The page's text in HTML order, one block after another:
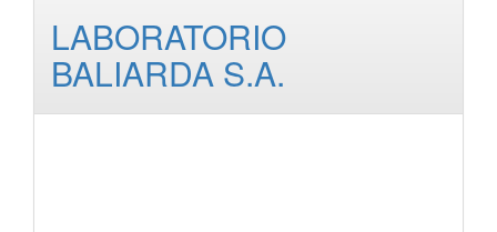
LABORATORIO
BALIARDA S.A.